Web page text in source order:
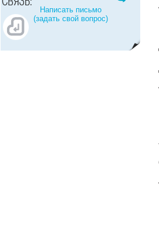
Написать письмо
(задать свой вопрос)